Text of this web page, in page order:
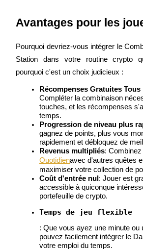
Cochon de puissance
Gagnez quotidiennement des
Avantages pour les
Pourquoi devriez-vous intégrer le
Station dans votre routine crypto
pourquoi c'est un choix judicieux :
Récompenses Gratuites
Compléter la combinaison
touches, et les récompenses
temps.
Progression de niveau plus
gagnez de points, plus vous
rapidement et débloquez de
Revenus multipliés:
Quotidienavec d'autres quêtes
maximiser votre collection de
Coût d'entrée nul : Jouer est
accessible à quiconque
portefeuille de crypto.
Temps de jeu flexible
: Que vous ayez une minute ou
pouvez facilement intégrer le
votre emploi du temps.